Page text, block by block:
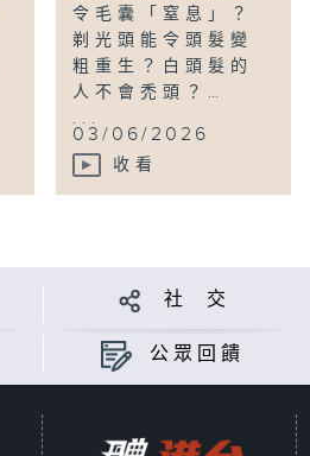
令毛囊「窒息」？
剃光頭能令頭髮變
粗重生？白頭髮的
人不會禿頭？…
...
03/06/2026
收看
社 交
公眾回饋